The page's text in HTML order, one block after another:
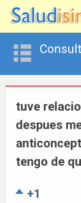
tuve
despues
tengo de
+1